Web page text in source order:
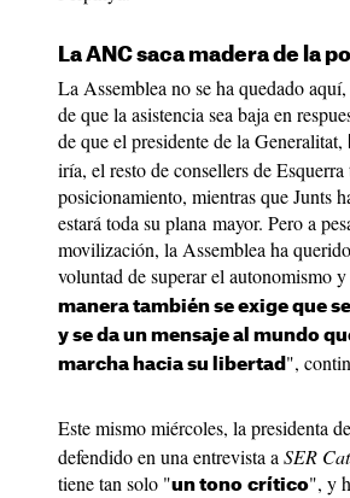
La ANC saca madera de la
La Assemblea no se ha quedado
de que la asistencia sea baja en
de que el presidente de la Generalitat,
iría, el resto de consellers de
posicionamiento, mientras que Junts
estará toda su plana mayor. Pero a
movilización, la Assemblea ha
voluntad de superar el autonomismo
manera también se exige que
y se da un mensaje al mundo
marcha hacia su libertad ",
Este mismo miércoles, la presidenta
defendido en una entrevista a SER
tiene tan solo "un tono crítico", y